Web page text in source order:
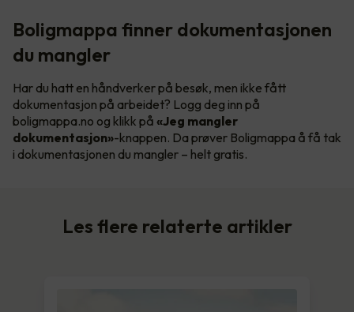
Boligmappa finner dokumentasjonen
du mangler
Har du hatt en håndverker på besøk, men ikke fått
dokumentasjon på arbeidet? Logg deg inn på
boligmappa.no og klikk på «Jeg mangler
dokumentasjon»-knappen. Da prøver Boligmappa å få tak
i dokumentasjonen du mangler – helt gratis.
Les flere relaterte artikler